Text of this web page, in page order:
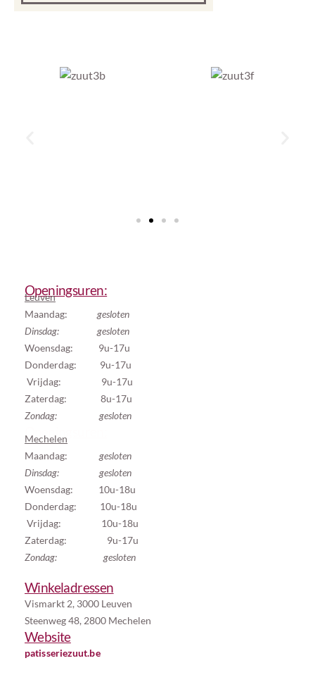
Openingsuren:
Leuven
Maandag: gesloten
Dinsdag: gesloten
Woensdag: 9u-17u
Donderdag: 9u-17u
Vrijdag: 9u-17u
Zaterdag: 8u-17u
Zondag: gesloten
Mechelen
Maandag: gesloten
Dinsdag: gesloten
Woensdag: 10u-18u
Donderdag: 10u-18u
Vrijdag: 10u-18u
Zaterdag: 9u-17u
Zondag: gesloten
Winkeladressen
Vismarkt 2, 3000 Leuven
Steenweg 48, 2800 Mechelen
Website
patisseriezuut.be